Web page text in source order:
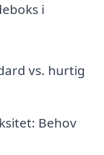
i
vs. hurtig
Behov